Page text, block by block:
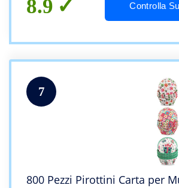
8.9 Controlla
7
800 Pezzi Pirottini Carta per